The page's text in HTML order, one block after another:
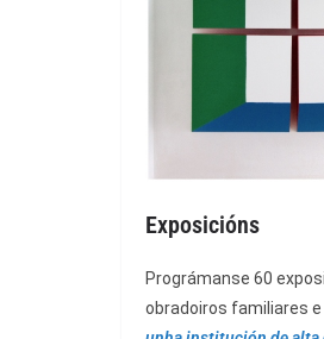
Exposicións
Prográmanse 60
obradoiros familiares